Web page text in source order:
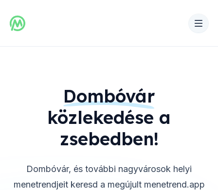
Dombóvár
közlekedése a
zsebedben!
Dombóvár, és további nagyvárosok helyi
menetrendjeit keresd a megújult menetrend.app